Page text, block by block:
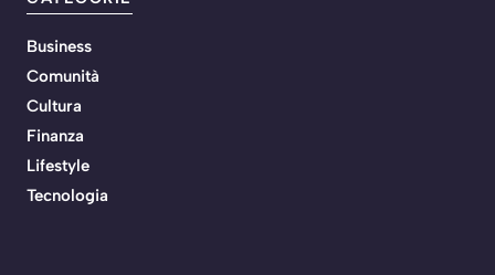
Business
Comunità
Cultura
Finanza
Lifestyle
Tecnologia